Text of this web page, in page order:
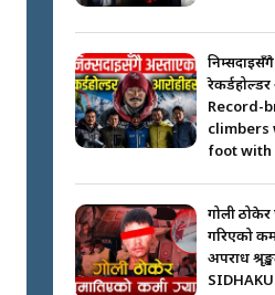
Record-
climbers
foot with
गोली ठोकेर
गरिएको
अपराध